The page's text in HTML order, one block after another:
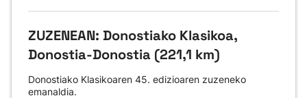
ZUZENEAN: Donostiako Klasikoa,
Donostia-Donostia (221,1 km)
Donostiako Klasikoaren 45. edizioaren zuzeneko
emanaldia.